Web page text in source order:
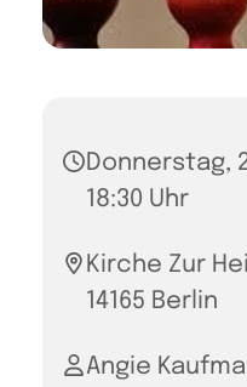
Donnerstag,
18:30 Uhr
Kirche Zur
14165 Berlin
Angie